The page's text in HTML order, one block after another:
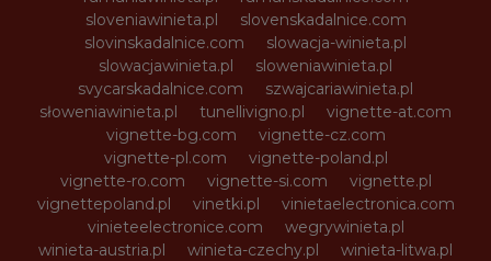
sloveniawinieta.pl
slovenskadalnice.com
slovinskadalnice.com
slowacja-winieta.pl
slowacjawinieta.pl
sloweniawinieta.pl
svycarskadalnice.com
szwajcariawinieta.pl
słoweniawinieta.pl
tunellivigno.pl
vignette-at.com
vignette-bg.com
vignette-cz.com
vignette-pl.com
vignette-poland.pl
vignette-ro.com
vignette-si.com
vignette.pl
vignettepoland.pl
vinetki.pl
vinietaelectronica.com
vinieteelectronice.com
wegrywinieta.pl
winieta-austria.pl
winieta-czechy.pl
winieta-litwa.pl